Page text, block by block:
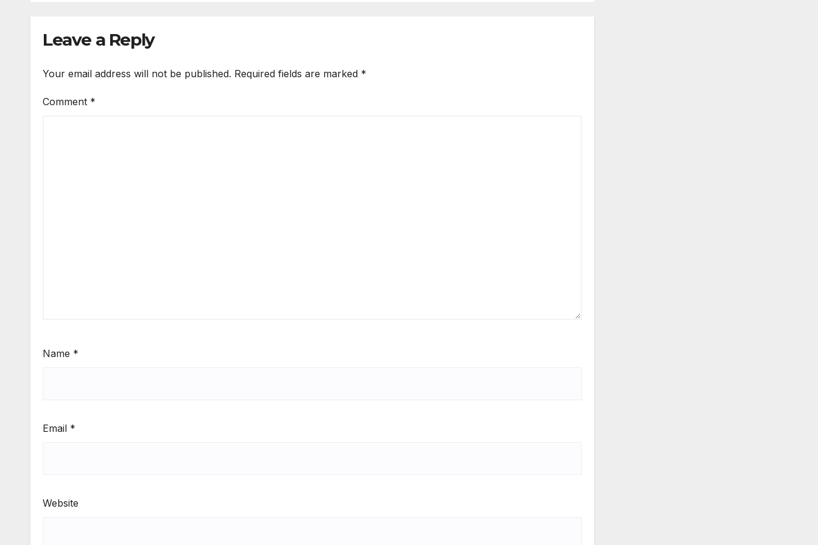
Leave a Reply
Your email address will not be published. Required fields are marked *
Comment *
Name *
Email *
Website